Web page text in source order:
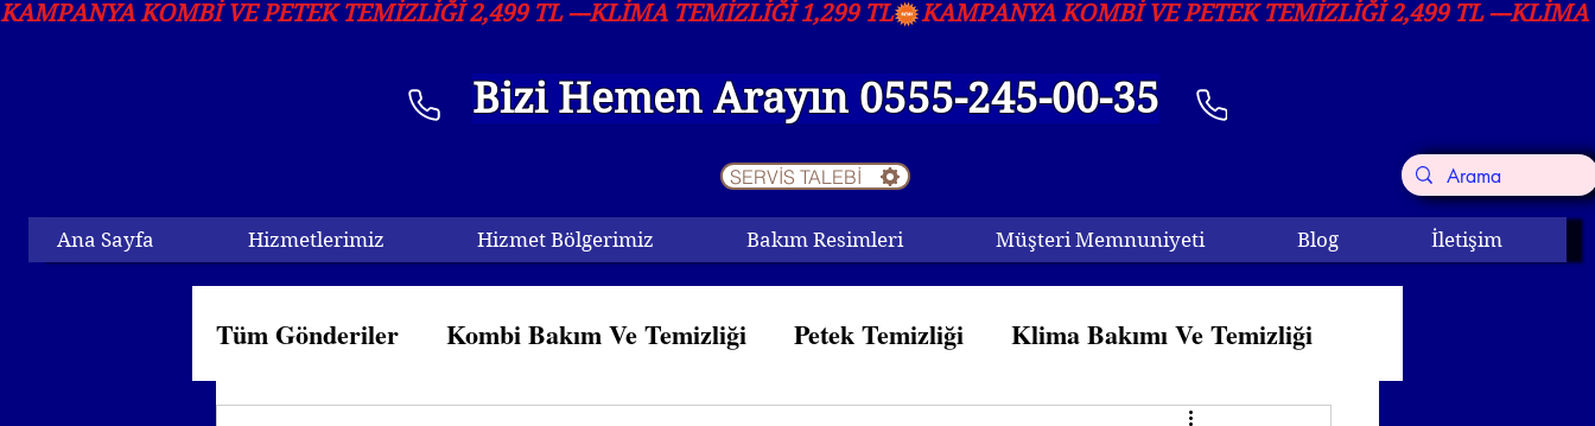
KAMPANYA KOMBİ VE PETEK TEMİZLIĞI 2,499 TL ---KLİMA TEMİZLİĞİ 1,299 TL
Bizi Hemen Arayın 0555-245-00-35
SERVİS TALEBİ
Ana Sayfa Hizmetlerimiz Hizmet Bölgerimiz Bakım Resimleri Müşteri Memnuniyeti Blog İletişim
Tüm Gönderiler Kombi Bakım Ve Temizliği Petek Temizliği Klima Bakımı Ve Temizliği